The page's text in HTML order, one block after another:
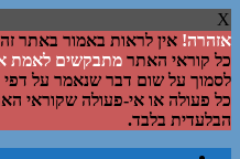
X
אזהרה! אין לראות באמור באתר
כל קוראי האתר מתבקשים לאמת
לסמוך על שום דבר שנאמר על דפי
כל פעולה או אי-פעולה שקוראי
הבלעדית בלבד.